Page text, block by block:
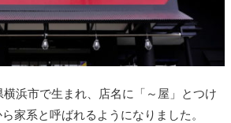
横浜市で生まれ、店名に「～屋」とつけ
家系と呼ばれるようになりました。